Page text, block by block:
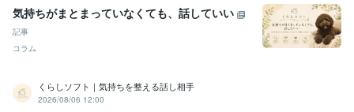
気持ちがまとまっていなくても、話していい
記事
コラム
くらしソフト｜気持ちを整える話し相手
2026/08/06 12:00